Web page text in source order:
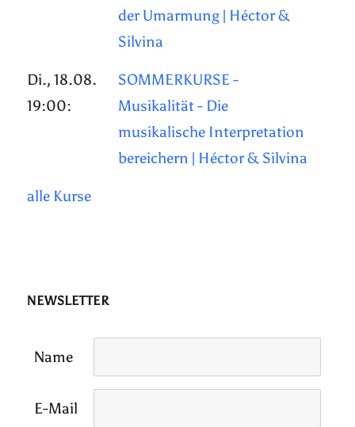
der Umarmung | Héctor &
Silvina
Di., 18.08.
19:00:
SOMMERKURSE -
Musikalität - Die
musikalische Interpretation
bereichern | Héctor & Silvina
alle Kurse
NEWSLETTER
Name
E-Mail